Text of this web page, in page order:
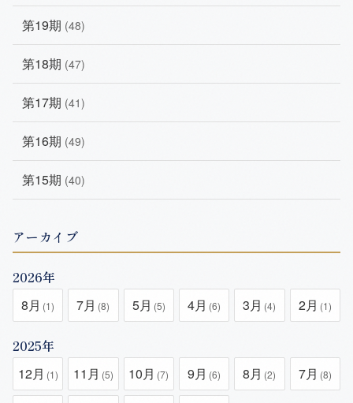
第19期 (48)
第18期 (47)
第17期 (41)
第16期 (49)
第15期 (40)
アーカイブ
2026年
8月 (1) 7月 (8) 5月 (5) 4月 (6) 3月 (4) 2月 (1)
2025年
12月 (1) 11月 (5) 10月 (7) 9月 (6) 8月 (2) 7月 (8)